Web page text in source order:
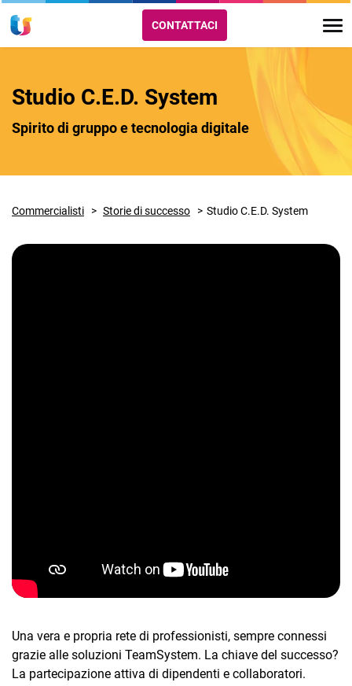
Fatturazione
HR
Trust Services
CONTATTACI
Studio C.E.D. System
Spirito di gruppo e tecnologia digitale
Commercialisti Storie di successo Studio C.E.D. System
Una vera e propria rete di professionisti, sempre connessi
grazie alle soluzioni TeamSystem. La chiave del successo?
La partecipazione attiva di dipendenti e collaboratori.